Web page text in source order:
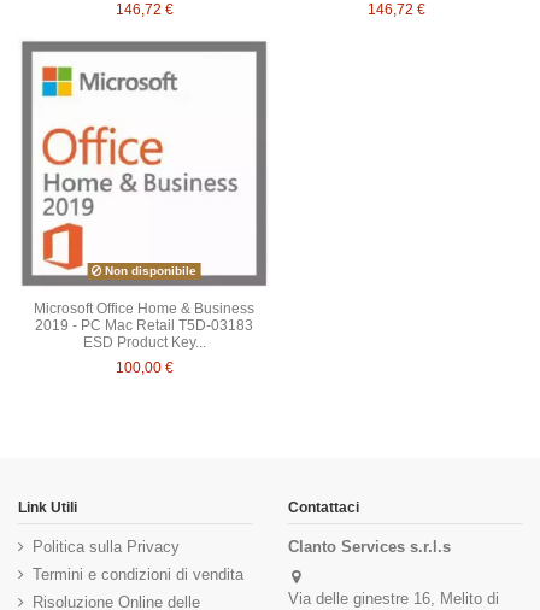
146,72 €
146,72 €
Non disponibile
Microsoft Office Home & Business
2019 - PC Mac Retail T5D-03183
ESD Product Key...
100,00 €
Link Utili
Politica sulla Privacy
Termini e condizioni di vendita
Risoluzione Online delle
Contattaci
Clanto Services s.r.l.s
Via delle ginestre 16, Melito di